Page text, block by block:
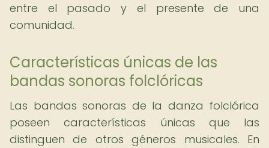
entre el pasado y el presente de una
comunidad.
Características únicas de las
bandas sonoras folclóricas
Las bandas sonoras de la danza folclórica
poseen características únicas que las
distinguen de otros géneros musicales. En